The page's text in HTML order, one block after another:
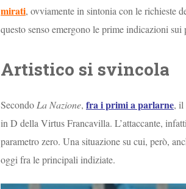
mirati, ovviamente in sintonia con le richieste
questo senso emergono le prime indicazioni
Artistico si svincola
Secondo La Nazione, fra i primi a parlarne, il
in D della Virtus Francavilla. L’attaccante,
parametro zero. Una situazione su cui, però,
oggi fra le principali indiziate.